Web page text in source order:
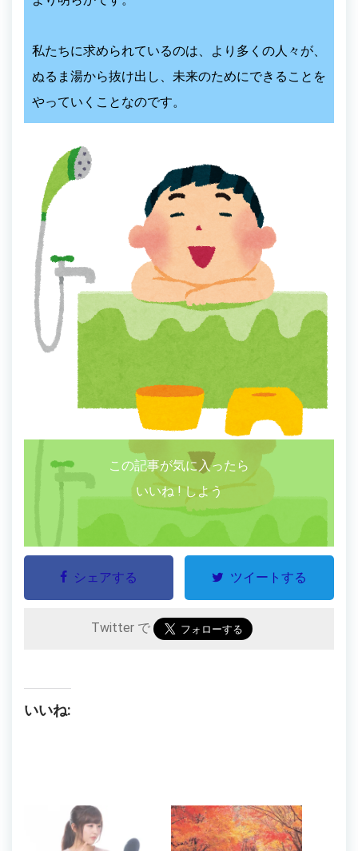
私たちに求められているのは、より多くの人々が、
ぬるま湯から抜け出し、未来のためにできることを
やっていくことなのです。
この記事が気に入ったら
いいね ! しよう
シェアする ツイートする
Twitter で
いいね: